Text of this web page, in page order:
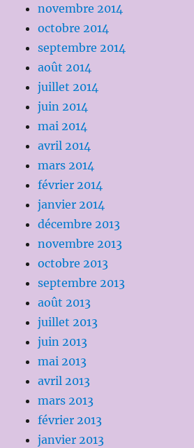
novembre 2014
octobre 2014
septembre 2014
août 2014
juillet 2014
juin 2014
mai 2014
avril 2014
mars 2014
février 2014
janvier 2014
décembre 2013
novembre 2013
octobre 2013
septembre 2013
août 2013
juillet 2013
juin 2013
mai 2013
avril 2013
mars 2013
février 2013
janvier 2013